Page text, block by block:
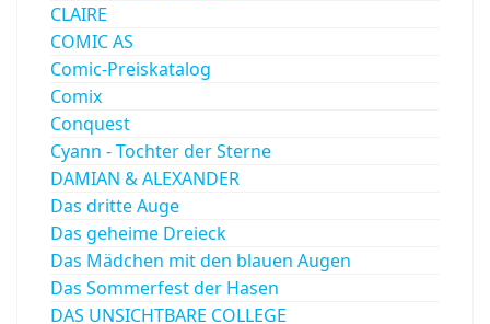
CLAIRE
COMIC AS
Comic-Preiskatalog
Comix
Conquest
Cyann - Tochter der Sterne
DAMIAN & ALEXANDER
Das dritte Auge
Das geheime Dreieck
Das Mädchen mit den blauen Augen
Das Sommerfest der Hasen
DAS UNSICHTBARE COLLEGE